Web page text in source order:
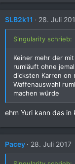
SLB2k11 28. Juli
Singularity schrieb:
Keiner mehr der
rumläuft ohne
dicksten Karren on
Waffenauswahl
machen würde
ehm Yuri kann das
Pacey 28. Juli 2017